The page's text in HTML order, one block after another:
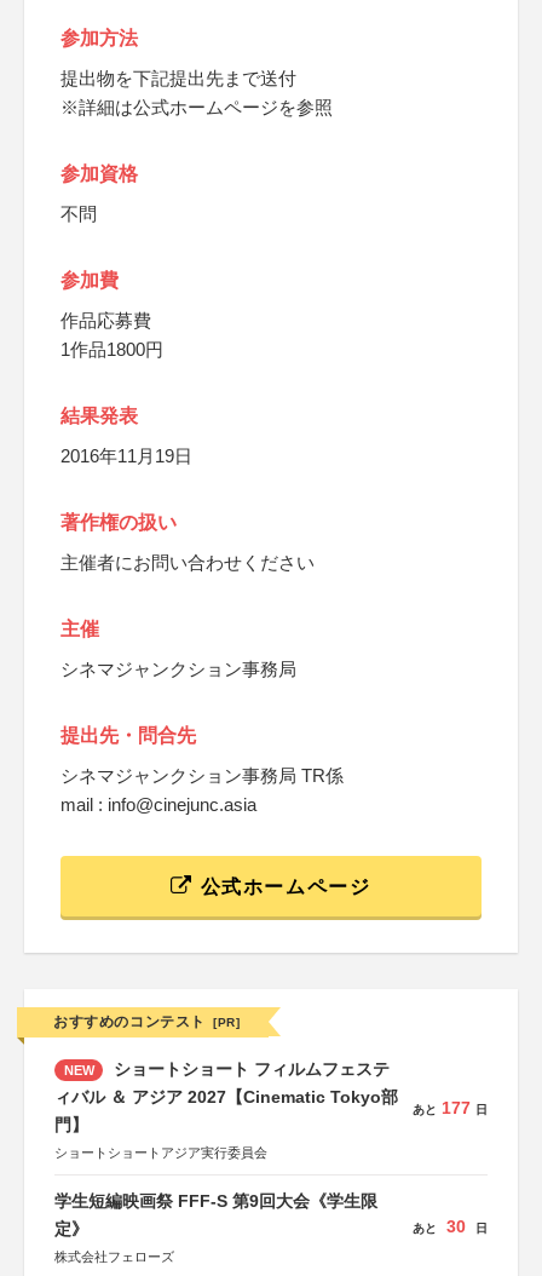
参加方法
提出物を下記提出先まで送付
※詳細は公式ホームページを参照
参加資格
不問
参加費
作品応募費
1作品1800円
結果発表
2016年11月19日
著作権の扱い
主催者にお問い合わせください
主催
シネマジャンクション事務局
提出先・問合先
シネマジャンクション事務局 TR係
mail : info@cinejunc.asia
公式ホームページ
おすすめのコンテスト [PR]
NEW
ショートショート フィルムフェステ
ィバル ＆ アジア 2027【Cinematic Tokyo部
門】
ショートショートアジア実行委員会
あと 177 日
学生短編映画祭 FFF-S 第9回大会《学生限
定》
株式会社フェローズ
あと 30 日